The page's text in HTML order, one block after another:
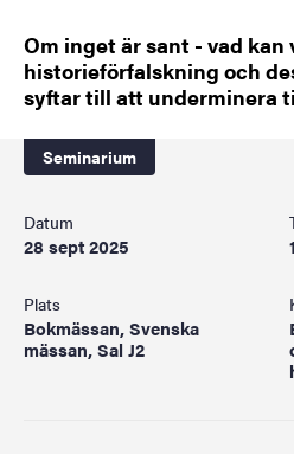
Om inget är sant - vad kan
historieförfalskning och
syftar till att underminera
Seminarium
Datum
28 sept 2025
Plats
Bokmässan, Svenska
mässan, Sal J2